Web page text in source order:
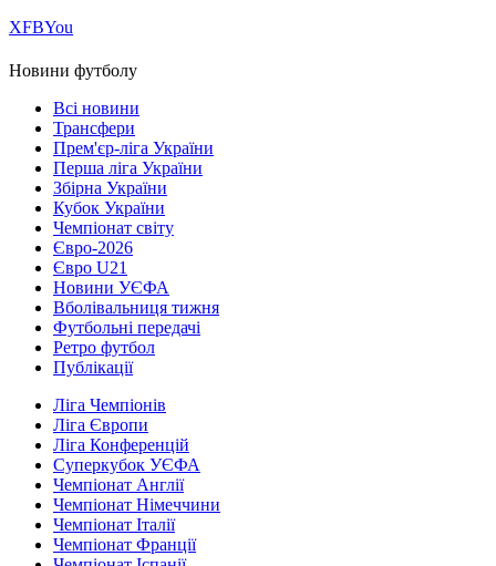
ХFBYou
Новини футболу
Всі новини
Трансфери
Прем'єр-ліга України
Перша ліга України
Збірна України
Кубок України
Чемпіонат світу
Євро-2026
Євро U21
Новини УЄФА
Вболівальниця тижня
Футбольні передачі
Ретро футбол
Публікації
Ліга Чемпіонів
Ліга Європи
Ліга Конференцій
Суперкубок УЄФА
Чемпіонат Англії
Чемпіонат Німеччини
Чемпіонат Італії
Чемпіонат Франції